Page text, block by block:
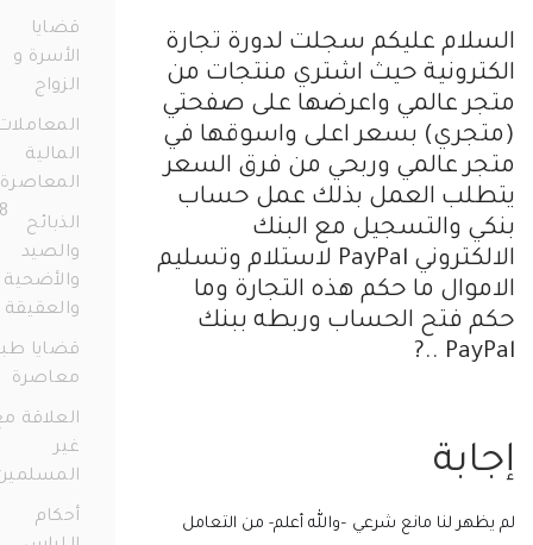
عليكم سجلت لدورة تجارة
حيث اشتري منتجات من
عالمي واعرضها على صفحتي
بسعر اعلى واسوقها في
عالمي وربحي من فرق السعر
العمل بذلك عمل حساب
والتسجيل مع البنك
الالكتروني PayPal لاستلام وتسليم
ما حكم هذه التجارة وما
فتح الحساب وربطه ببنك
لنا مانع شرعي –والله أعلم- من التعامل
الأسرة و
331
المعاملات
المعاصرة
658
والصيد
والأضحية
والعقيقة 14
قضايا طبية
معاصرة
77
العلاقة مع
المسلمين
36